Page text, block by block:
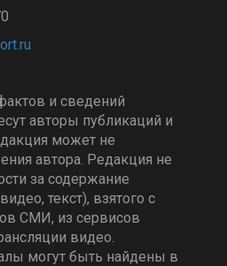
и сведений
авторы публикаций и
может не
автора. Редакция не
за содержание
текст), взятого с
СМИ, из сервисов
видео.
могут быть найдены в